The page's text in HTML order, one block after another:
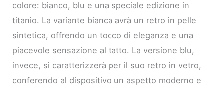
colore: bianco, blu e una speciale edizione in
titanio. La variante bianca avrà un retro in pelle
sintetica, offrendo un tocco di eleganza e una
piacevole sensazione al tatto. La versione blu,
invece, si caratterizzerà per il suo retro in vetro,
conferendo al dispositivo un aspetto moderno e